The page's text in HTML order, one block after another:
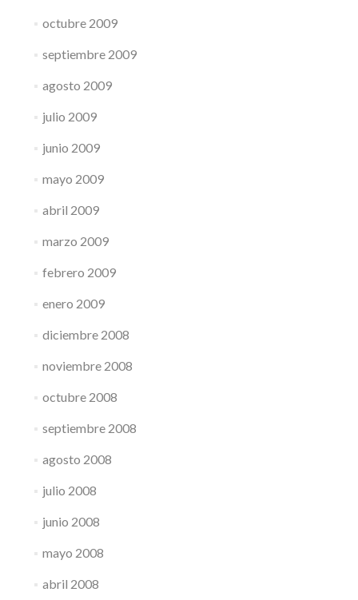
octubre 2009
septiembre 2009
agosto 2009
julio 2009
junio 2009
mayo 2009
abril 2009
marzo 2009
febrero 2009
enero 2009
diciembre 2008
noviembre 2008
octubre 2008
septiembre 2008
agosto 2008
julio 2008
junio 2008
mayo 2008
abril 2008